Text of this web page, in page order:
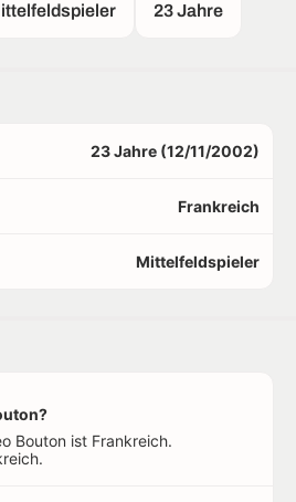
23 Jahre
23 Jahre (12/11/2002)
Frankreich
Mittelfeldspieler
Bouton ist Frankreich.